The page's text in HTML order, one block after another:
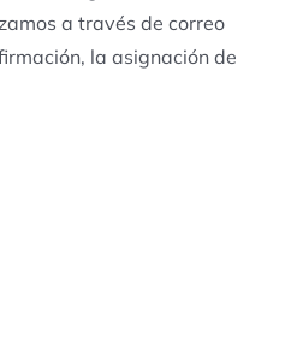
a través de correo
la asignación de